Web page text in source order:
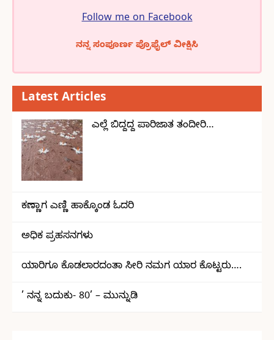
Follow me on Facebook
ನನ್ನ ಸಂಪೂರ್ಣ ಪ್ರೊಫೈಲ್ ವೀಕ್ಷಿಸಿ
Latest Articles
ಎಲ್ಲೆ ಬಿದ್ದದ್ದ ಪಾರಿಜಾತ ತಂದೀರಿ…
ಕಣ್ಣಾಗ ಎಣ್ಣಿ ಹಾಕ್ಕೊಂಡ ಓದರಿ
ಅಧಿಕ ಪ್ರಹಸನಗಳು
ಯಾರಿಗೂ ಕೊಡಲಾರದಂತಾ ಸೀರಿ ನಮಗ ಯಾರ ಕೊಟ್ಟರು….
’ ನನ್ನ ಬದುಕು- 80’ – ಮುನ್ನುಡಿ